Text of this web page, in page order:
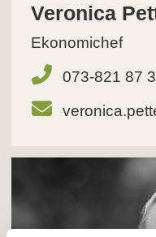
Veronica
Ekonomichef
073-821 87